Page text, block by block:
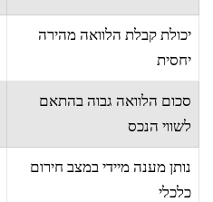
יכולת קבלת הלוואה מהירה
יחסית
סכום הלוואה גבוה בהתאם
לשווי הנכס
נותן מענה מיידי במצב חירום
כלכלי